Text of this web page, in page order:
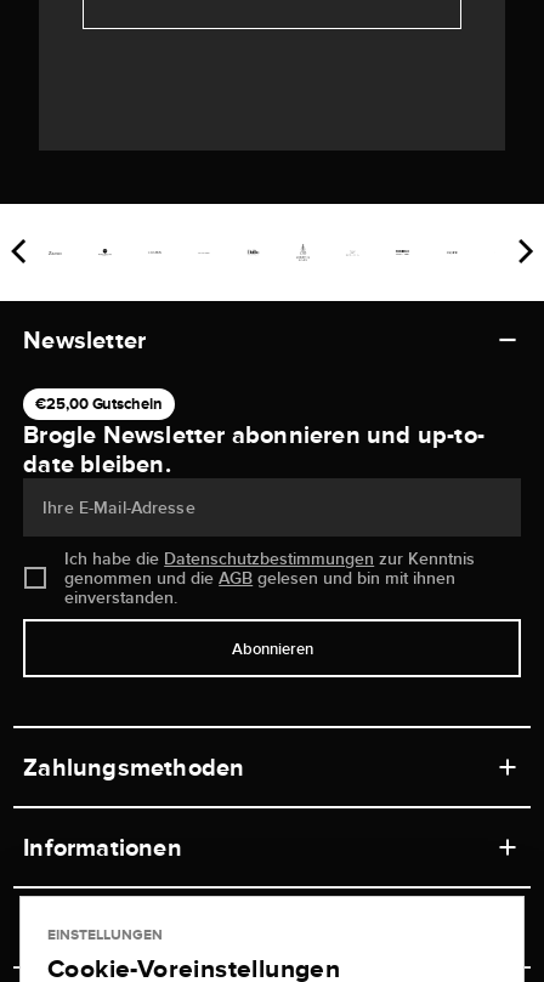
Newsletter
€25,00 Gutschein
Brogle Newsletter abonnieren und up-to-
date bleiben.
Ihre E-Mail-Adresse
Ich habe die Datenschutzbestimmungen zur Kenntnis
genommen und dieAGB gelesen und bin mit ihnen
einverstanden.
Abonnieren
Zahlungsmethoden
Informationen
Ladengeschäft
Service
EINSTELLUNGEN
Cookie-Voreinstellungen